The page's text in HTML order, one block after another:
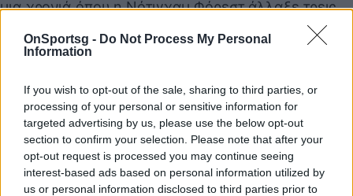
OnSportsg - Do Not Process My Personal
Information
If you wish to opt-out of the sale, sharing to third parties, or
processing of your personal or sensitive information for
targeted advertising by us, please use the below opt-out
section to confirm your selection. Please note that after your
opt-out request is processed you may continue seeing
interest-based ads based on personal information utilized by
us or personal information disclosed to third parties prior to
μια χρονιά όπου η Νότιγχαμ Φόρεστ άλλαξε τρεις
διαφορετικούς προπονητές. Απολύθηκε έπειτα από
114 ημέρες στον πάγκο της.
είναι ο Ζοσέ Μουρίνιο.
Απολύθηκε από τη Φενέρμπαχτσε, πήγε στην
Μπενφίκα και τώρα η Ρεάλ Μαδρίτης πληρώνει
εκατομμύρια για να τον έχει στο «Μπερναμπέου».
Μια κυκλική παράνοια όπου οι ίδιοι άνθρωποι